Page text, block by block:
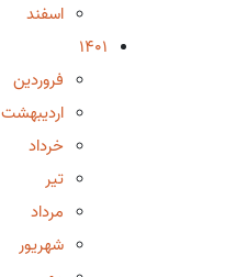
اسفند
1401
فروردین
اردیبهشت
خرداد
تیر
مرداد
شهریور